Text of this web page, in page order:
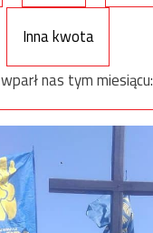
Inna kwota
nas tym miesiącu: